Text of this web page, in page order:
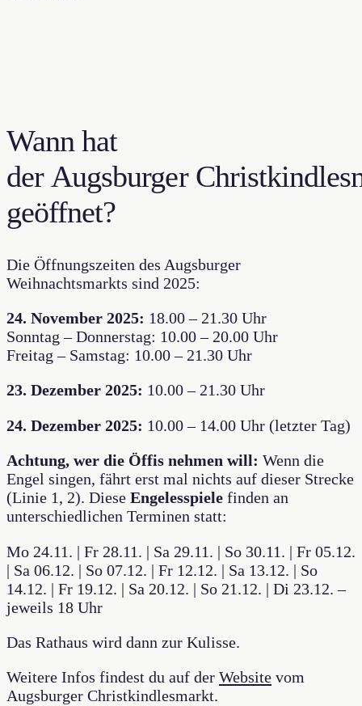
Wann hat
der Augsburger
geöffnet?
Die Öffnungszeiten des Augsburger
Weihnachtsmarkts sind 2025:
24. November 2025: 18.00 – 21.30 Uhr
Sonntag – Donnerstag: 10.00 – 20.00 Uhr
Freitag – Samstag: 10.00 – 21.30 Uhr
23. Dezember 2025: 10.00 – 21.30 Uhr
24. Dezember 2025: 10.00 – 14.00 Uhr (letzter Tag)
Achtung, wer die Öffis nehmen will: Wenn die
Engel singen, fährt erst mal nichts auf dieser Strecke
(Linie 1, 2). Diese Engelesspiele finden an
unterschiedlichen Terminen statt:
Mo 24.11. | Fr 28.11. | Sa 29.11. | So 30.11. | Fr 05.12.
| Sa 06.12. | So 07.12. | Fr 12.12. | Sa 13.12. | So
14.12. | Fr 19.12. | Sa 20.12. | So 21.12. | Di 23.12. –
jeweils 18 Uhr
Das Rathaus wird dann zur Kulisse.
Weitere Infos findest du auf der Website vom
Augsburger Christkindlesmarkt.